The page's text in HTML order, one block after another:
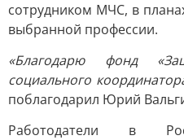
сотрудником МЧС, в
выбранной профессии.
«Благодарю фонд
социального
поблагодарил Юрий
Работодатели в